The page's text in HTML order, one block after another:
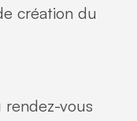
création du
vous